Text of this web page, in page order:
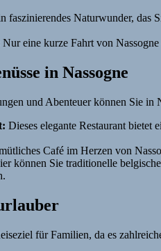
faszinierendes Naturwunder, das
Nur eine kurze Fahrt von
in Nassogne
und Abenteuer können Sie in
Dieses elegante Restaurant bietet
Café im Herzen von
können Sie traditionelle
für Familien, da es